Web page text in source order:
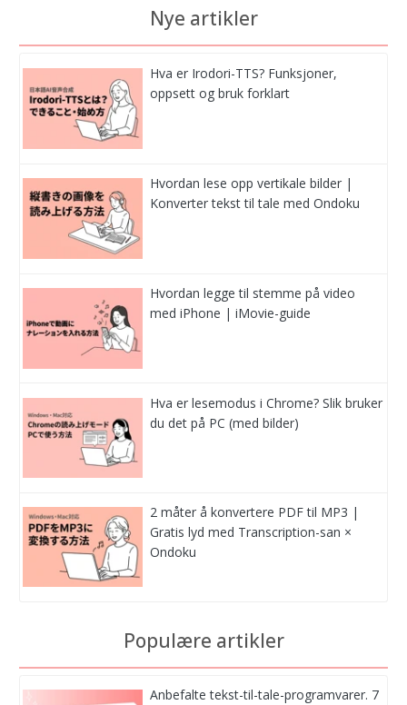
Nye artikler
Hva er Irodori-TTS? Funksjoner,
oppsett og bruk forklart
Hvordan lese opp vertikale bilder |
Konverter tekst til tale med Ondoku
Hvordan legge til stemme på video
med iPhone | iMovie-guide
Hva er lesemodus i Chrome? Slik bruker
du det på PC (med bilder)
2 måter å konvertere PDF til MP3 |
Gratis lyd med Transcription-san ×
Ondoku
Populære artikler
Anbefalte tekst-til-tale-programvarer. 7